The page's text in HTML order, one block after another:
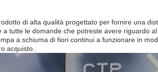
di alta qualità progettato per fornire una
tutte le domande che potreste avere riguardo
a schiuma di fiori continui a funzionare in
acquisto..